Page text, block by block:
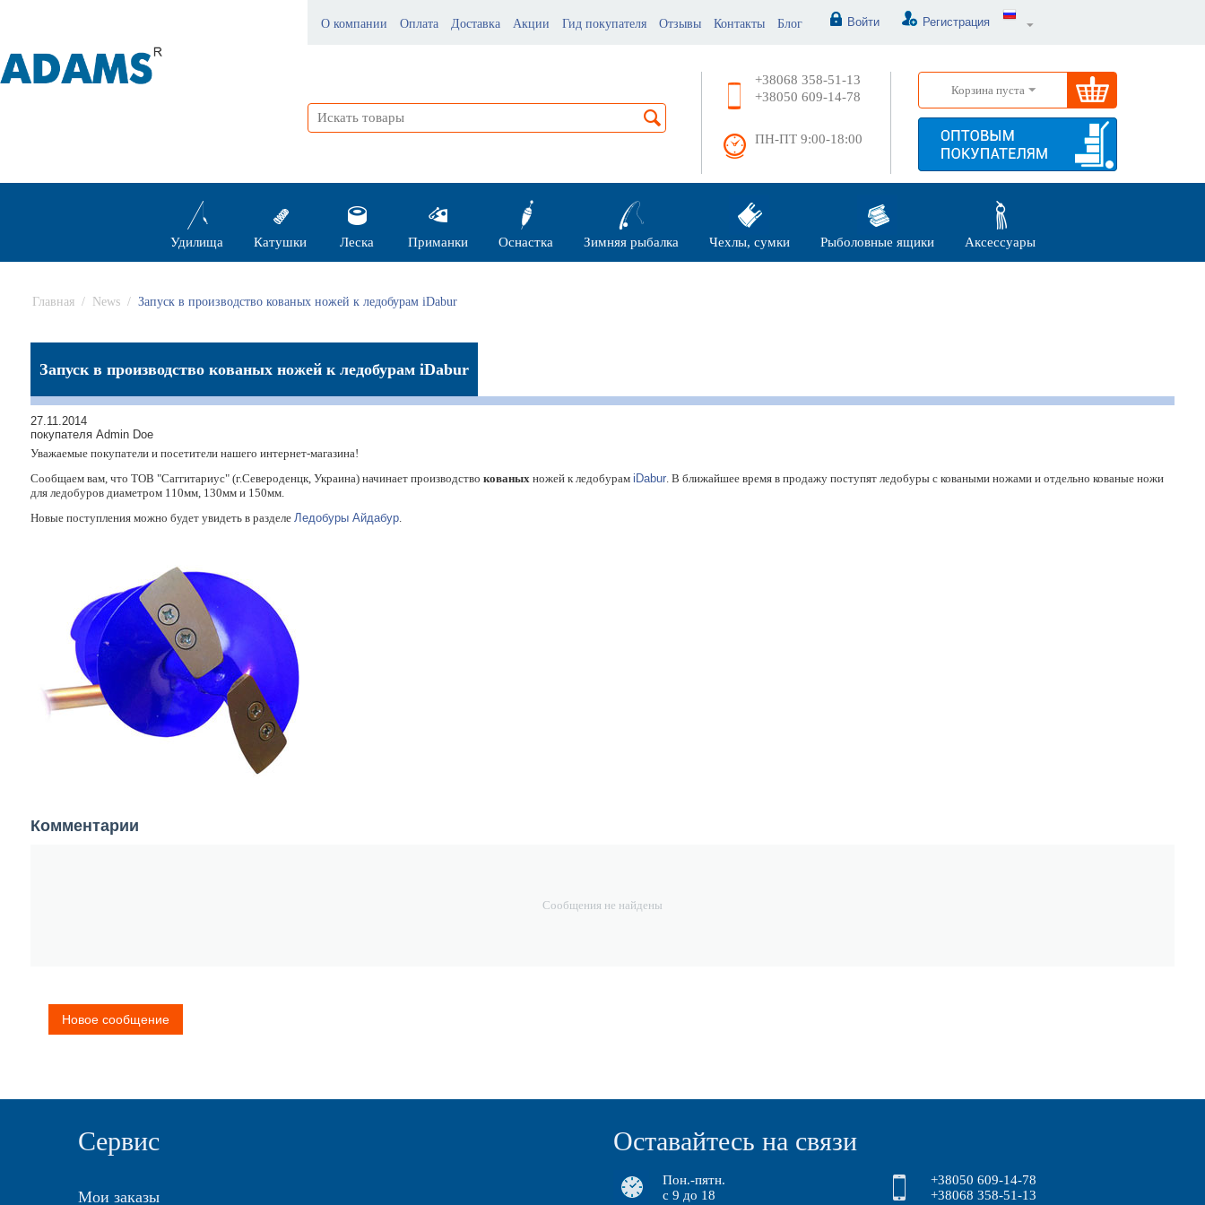
О компании Оплата Доставка Акции Гид покупателя Отзывы Контакты Блог Войти Регистрация
+38068 358-51-13
+38050 609-14-78
ПН-ПТ 9:00-18:00
Корзина пуста
Удилища Катушки Леска Приманки Оснастка Зимняя рыбалка Чехлы, сумки Рыболовные ящики Аксессуары
Главная / News / Запуск в производство кованых ножей к ледобурам iDabur
Запуск в производство кованых ножей к ледобурам iDabur
27.11.2014
покупателя Admin Doe
Уважаемые покупатели и посетители нашего интернет-магазина!
Сообщаем вам, что ТОВ "Саггитариус" (г.Североденцк, Украина) начинает производство кованыхножей к ледобурам iDabur. В ближайшее время в продажу поступят ледобуры с коваными ножами и отдельно кованые ножи
для ледобуров диаметром 110мм, 130мм и 150мм.
Новые поступления можно будет увидеть в разделе Ледобуры Айдабур.
Комментарии
Сообщения не найдены
Новое сообщение
Сервис
Мои заказы
Оставайтесь на связи
Пон.-пятн.
с 9 до 18
+38050 609-14-78
+38068 358-51-13